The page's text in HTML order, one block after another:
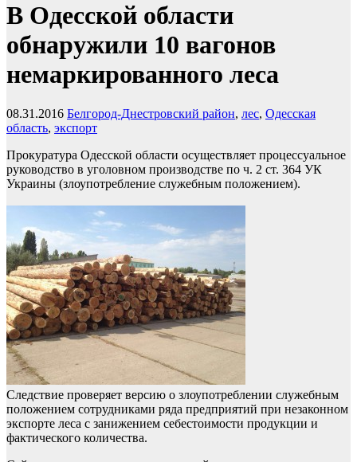
В Одесской области
обнаружили 10 вагонов
немаркированного леса
08.31.2016 Белгород-Днестровский район, лес, Одесская
область, экспорт
Прокуратура Одесской области осуществляет процессуальное
руководство в уголовном производстве по ч. 2 ст. 364 УК
Украины (злоупотребление служебным положением).
Следствие проверяет версию о злоупотреблении служебным
положением сотрудниками ряда предприятий при незаконном
экспорте леса с занижением себестоимости продукции и
фактического количества.